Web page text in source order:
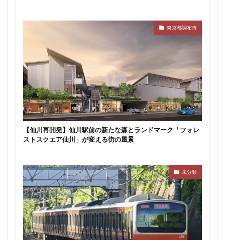
東京都調布市
【仙川再開発】仙川駅前の新たな森とランドマーク「フォレ
ストスクエア仙川」が変える街の風景
未分類